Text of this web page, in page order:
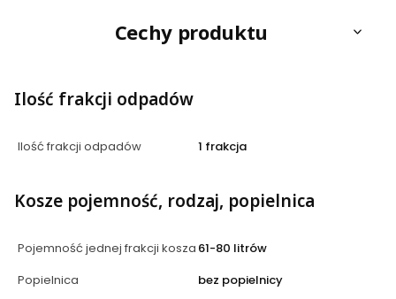
Cechy produktu
Ilość frakcji odpadów
Ilość frakcji odpadów 1 frakcja
Kosze pojemność, rodzaj, popielnica
Pojemność jednej frakcji kosza 61-80 litrów
Popielnica
bez popielnicy